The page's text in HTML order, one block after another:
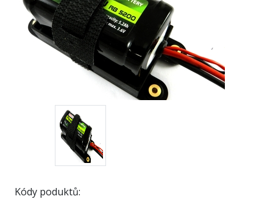
Kódy poduktů: